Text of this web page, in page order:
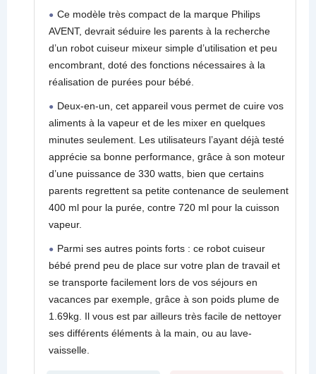
Ce modèle très compact de la marque Philips
AVENT, devrait séduire les parents à la recherche
d’un robot cuiseur mixeur simple d’utilisation et peu
encombrant, doté des fonctions nécessaires à la
réalisation de purées pour bébé.
Deux-en-un, cet appareil vous permet de cuire vos
aliments à la vapeur et de les mixer en quelques
minutes seulement. Les utilisateurs l’ayant déjà testé
apprécie sa bonne performance, grâce à son moteur
d’une puissance de 330 watts, bien que certains
parents regrettent sa petite contenance de seulement
400 ml pour la purée, contre 720 ml pour la cuisson
vapeur.
Parmi ses autres points forts : ce robot cuiseur
bébé prend peu de place sur votre plan de travail et
se transporte facilement lors de vos séjours en
vacances par exemple, grâce à son poids plume de
1.69kg. Il vous est par ailleurs très facile de nettoyer
ses différents éléments à la main, ou au lave-
vaisselle.